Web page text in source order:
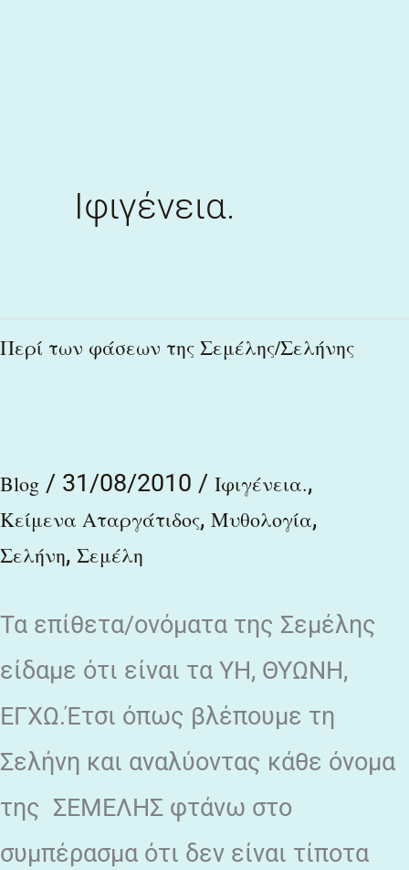
Ιφιγένεια.
Περί των φάσεων της Σεμέλης/Σελήνης
Blog / 31/08/2010 / Ιφιγένεια.,
Κείμενα Αταργάτιδος, Μυθολογία,
Σελήνη, Σεμέλη
Τα επίθετα/ονόματα της Σεμέλης
είδαμε ότι είναι τα ΥΗ, ΘΥΩΝΗ,
ΕΓΧΩ.Έτσι όπως βλέπουμε τη
Σελήνη και αναλύοντας κάθε όνομα
της ΣΕΜΕΛΗΣ φτάνω στο
συμπέρασμα ότι δεν είναι τίποτα
Περί
Σεμέλης/
Σελήνης